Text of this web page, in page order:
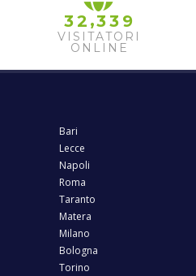
32 ,33 9
VISITATORI
ONLINE
Bari
Lecce
Napoli
Roma
Taranto
Matera
Milano
Bologna
Torino